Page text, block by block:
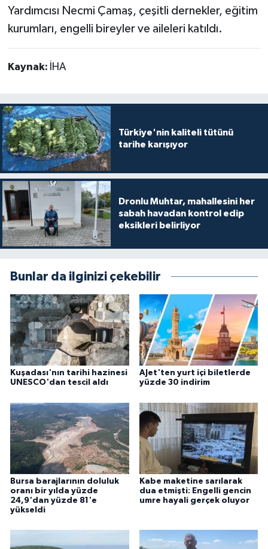
Yardımcısı Necmi Çamaş, çeşitli dernekler, eğitim
kurumları, engelli bireyler ve aileleri katıldı.
Kaynak: İHA
Türkiye'nin kaliteli tütünü
tarihe karışıyor
Dronlu Muhtar, mahallesini her
sabah havadan kontrol edip
eksikleri belirliyor
Bunlar da ilginizi çekebilir
Kuşadası'nın tarihi hazinesi
UNESCO'dan tescil aldı
AJet'ten yurt içi biletlerde
yüzde 30 indirim
Bursa barajlarının doluluk
oranı bir yılda yüzde
24,9'dan yüzde 81'e
yükseldi
Kabe maketine sarılarak
dua etmişti: Engelli gencin
umre hayali gerçek oluyor